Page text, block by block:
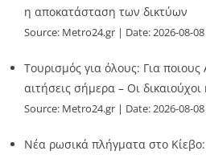
η αποκατάσταση των δικτύων
Source: Metro24.gr Date: 2026-08-08
Τουρισμός για όλους: Για
αιτήσεις σήμερα – Οι δικαιούχοι
Source: Metro24.gr Date: 2026-08-08
Νέα ρωσικά πλήγματα στο